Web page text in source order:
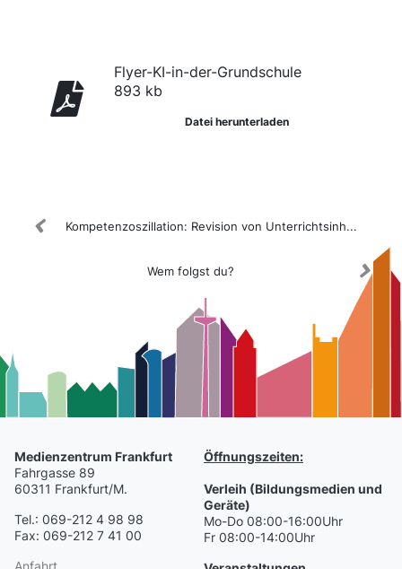
Flyer-KI-in-der-Grundschule
893 kb
Datei herunterladen
Kompetenzoszillation: Revision von Unterrichtsinh...
Wem folgst du?
Medienzentrum Frankfurt
Fahrgasse 89
60311 Frankfurt/M.
Tel.: 069-212 4 98 98
Fax: 069-212 7 41 00
Öffnungszeiten:
Verleih (Bildungsmedien und
Geräte)
Mo-Do 08:00-16:00Uhr
Fr 08:00-14:00Uhr